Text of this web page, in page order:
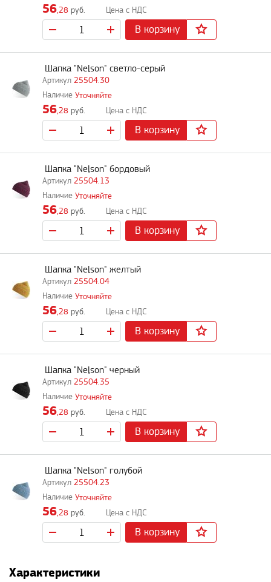
56,28 руб.
В корзину
25504.30
Шапка "Nelson" светло-серый
Уточняйте
56,28 руб.
В корзину
25504.13
Шапка "Nelson" бордовый
Уточняйте
56,28 руб.
В корзину
25504.04
Шапка "Nelson" желтый
Уточняйте
56,28 руб.
В корзину
25504.35
Шапка "Nelson" черный
Уточняйте
56,28 руб.
В корзину
25504.23
Шапка "Nelson" голубой
Уточняйте
56,28 руб.
В корзину
Характеристики